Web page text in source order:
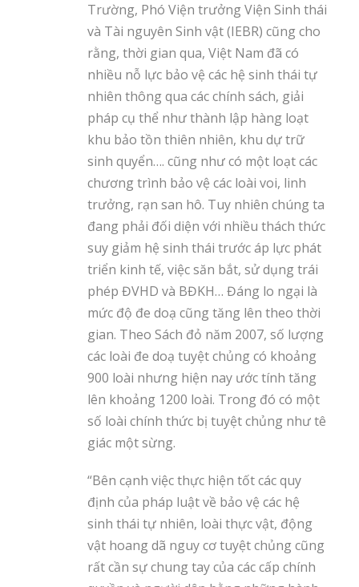
Trường, Phó Viện trưởng Viện Sinh thái
và Tài nguyên Sinh vật (IEBR) cũng cho
rằng, thời gian qua, Việt Nam đã có
nhiều nỗ lực bảo vệ các hệ sinh thái tự
nhiên thông qua các chính sách, giải
pháp cụ thể như thành lập hàng loạt
khu bảo tồn thiên nhiên, khu dự trữ
sinh quyển…. cũng như có một loạt các
chương trình bảo vệ các loài voi, linh
trưởng, rạn san hô. Tuy nhiên chúng ta
đang phải đối diện với nhiều thách thức
suy giảm hệ sinh thái trước áp lực phát
triển kinh tế, việc săn bắt, sử dụng trái
phép ĐVHD và BĐKH… Đáng lo ngại là
mức độ đe doạ cũng tăng lên theo thời
gian. Theo Sách đỏ năm 2007, số lượng
các loài đe doạ tuyệt chủng có khoảng
900 loài nhưng hiện nay ước tính tăng
lên khoảng 1200 loài. Trong đó có một
số loài chính thức bị tuyệt chủng như tê
giác một sừng.
“Bên cạnh việc thực hiện tốt các quy
định của pháp luật về bảo vệ các hệ
sinh thái tự nhiên, loài thực vật, động
vật hoang dã nguy cơ tuyệt chủng cũng
rất cần sự chung tay của các cấp chính